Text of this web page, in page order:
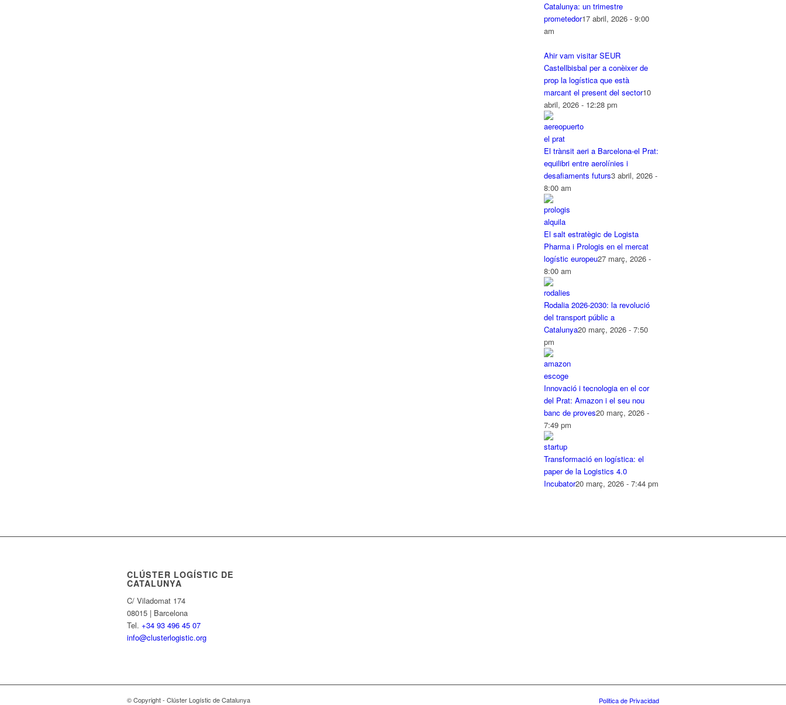
Catalunya: un trimestre
prometedor17 abril, 2026 - 9:00
am
Ahir vam visitar SEUR
Castellbisbal per a conèixer de
prop la logística que està
marcant el present del sector10
abril, 2026 - 12:28 pm
El trànsit aeri a Barcelona-el Prat:
equilibri entre aerolínies i
desafiaments futurs3 abril, 2026 -
8:00 am
El salt estratègic de Logista
Pharma i Prologis en el mercat
logístic europeu27 març, 2026 -
8:00 am
Rodalia 2026-2030: la revolució
del transport públic a
Catalunya20 març, 2026 - 7:50
pm
Innovació i tecnologia en el cor
del Prat: Amazon i el seu nou
banc de proves20 març, 2026 -
7:49 pm
Transformació en logística: el
paper de la Logistics 4.0
Incubator20 març, 2026 - 7:44 pm
CLÚSTER LOGÍSTIC DE
CATALUNYA
C/ Viladomat 174
08015 | Barcelona
Tel. +34 93 496 45 07
info@clusterlogistic.org
© Copyright - Clúster Logístic de Catalunya Politica de Privacidad